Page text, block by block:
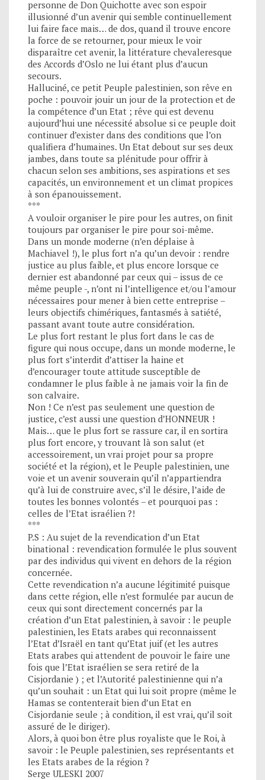
personne de Don Quichotte avec son espoir
illusionné d’un avenir qui semble continuellement
lui faire face mais… de dos, quand il trouve encore
la force de se retourner, pour mieux le voir
disparaître cet avenir, la littérature chevaleresque
des Accords d’Oslo ne lui étant plus d’aucun
secours.
Halluciné, ce petit Peuple palestinien, son rêve en
poche : pouvoir jouir un jour de la protection et de
la compétence d’un Etat ; rêve qui est devenu
aujourd’hui une nécessité absolue si ce peuple doit
continuer d’exister dans des conditions que l’on
qualifiera d’humaines. Un Etat debout sur ses deux
jambes, dans toute sa plénitude pour offrir à
chacun selon ses ambitions, ses aspirations et ses
capacités, un environnement et un climat propices
à son épanouissement.
***
A vouloir organiser le pire pour les autres, on finit
toujours par organiser le pire pour soi-même.
Dans un monde moderne (n’en déplaise à
Machiavel !), le plus fort n’a qu’un devoir : rendre
justice au plus faible, et plus encore lorsque ce
dernier est abandonné par ceux qui – issus de ce
même peuple -, n’ont ni l’intelligence et/ou l’amour
nécessaires pour mener à bien cette entreprise –
leurs objectifs chimériques, fantasmés à satiété,
passant avant toute autre considération.
Le plus fort restant le plus fort dans le cas de
figure qui nous occupe, dans un monde moderne, le
plus fort s’interdit d’attiser la haine et
d’encourager toute attitude susceptible de
condamner le plus faible à ne jamais voir la fin de
son calvaire.
Non ! Ce n’est pas seulement une question de
justice, c’est aussi une question d’HONNEUR !
Mais… que le plus fort se rassure car, il en sortira
plus fort encore, y trouvant là son salut (et
accessoirement, un vrai projet pour sa propre
société et la région), et le Peuple palestinien, une
voie et un avenir souverain qu’il n’appartiendra
qu’à lui de construire avec, s’il le désire, l’aide de
toutes les bonnes volontés – et pourquoi pas :
celles de l’Etat israélien ?!
***
P.S : Au sujet de la revendication d’un Etat
binational : revendication formulée le plus souvent
par des individus qui vivent en dehors de la région
concernée.
Cette revendication n’a aucune légitimité puisque
dans cette région, elle n’est formulée par aucun de
ceux qui sont directement concernés par la
création d’un Etat palestinien, à savoir : le peuple
palestinien, les Etats arabes qui reconnaissent
l’Etat d’Israël en tant qu’Etat juif (et les autres
Etats arabes qui attendent de pouvoir le faire une
fois que l’Etat israélien se sera retiré de la
Cisjordanie ) ; et l’Autorité palestinienne qui n’a
qu’un souhait : un Etat qui lui soit propre (même le
Hamas se contenterait bien d’un Etat en
Cisjordanie seule ; à condition, il est vrai, qu’il soit
assuré de le diriger).
Alors, à quoi bon être plus royaliste que le Roi, à
savoir : le Peuple palestinien, ses représentants et
les Etats arabes de la région ?
Serge ULESKI 2007